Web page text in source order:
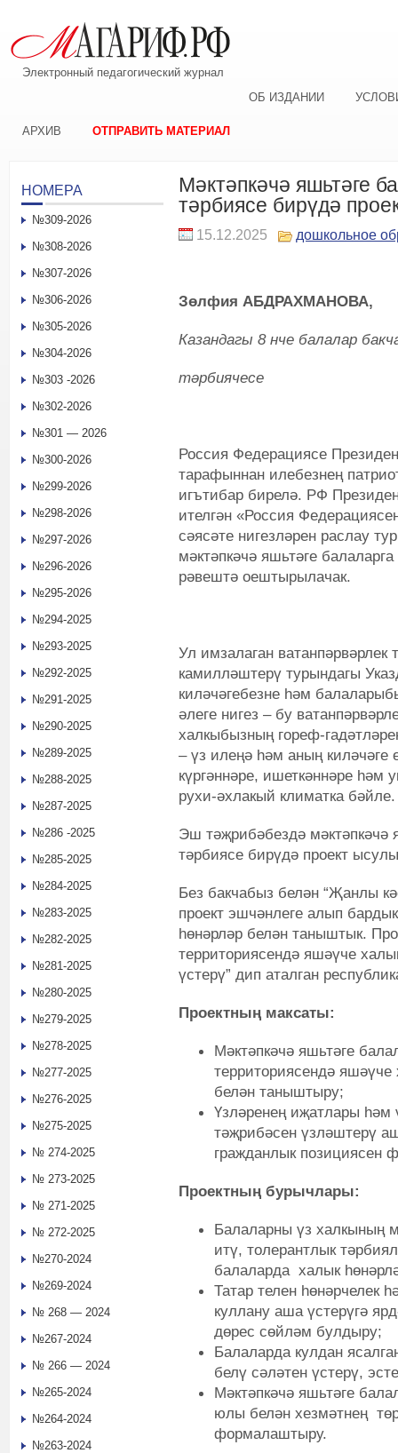
Электронный педагогический журнал
ОБ ИЗДАНИИ
АРХИВ ОТПРАВИТЬ МАТЕРИАЛ
Мәктәпкәчә яшьтәге
тәрбиясе бирүдә
15.12.2025 дошкольное
Зөлфия АБДРАХМАНОВА,
Казандагы 8 нче балалар
тәрбиячесе
Россия Федерациясе
тарафыннан илебезнең
игътибар бирелә. РФ
ителгән «Россия
сәясәте нигезләрен раслау
мәктәпкәчә яшьтәге
рәвештә оештырылачак.
Ул имзалаган ватанпәрвәрлек
камилләштерү турындагы
киләчәгебезне һәм
әлеге нигез – бу
халкыбызның гореф-
– үз илеңә һәм аның
күргәннәре, ишеткәннәре һәм
рухи-әхлакый климатка бәйле.
Эш тәҗрибәбездә мәктәпкәчә
тәрбиясе бирүдә проект
Без бакчабыз белән “Җанлы
проект эшчәнлеге алып
һөнәрләр белән таныштык.
территориясендә яшәүче
үстерү” дип аталган
Проектның максаты:
Мәктәпкәчә яшьтәге
территориясендә
белән таныштыру;
Үзләренең иҗатлары һәм
тәҗрибәсен үзләштерү
гражданлык позициясен
Проектның бурычлары:
Балаларны үз халкының
итү, толерантлык
балаларда халык
Татар телен һөнәрчелек
куллану аша үстерүгә
дөрес сөйләм булдыру;
Балаларда кулдан
белү сәләтен үстерү,
Мәктәпкәчә яшьтәге
юлы белән хезмәтнең
формалаштыру.
НОМЕРА
№309-2026
№308-2026
№307-2026
№306-2026
№305-2026
№304-2026
№303 -2026
№302-2026
№301 — 2026
№300-2026
№299-2026
№298-2026
№297-2026
№296-2026
№295-2026
№294-2025
№293-2025
№292-2025
№291-2025
№290-2025
№289-2025
№288-2025
№287-2025
№286 -2025
№285-2025
№284-2025
№283-2025
№282-2025
№281-2025
№280-2025
№279-2025
№278-2025
№277-2025
№276-2025
№275-2025
№ 274-2025
№ 273-2025
№ 271-2025
№ 272-2025
№270-2024
№269-2024
№ 268 — 2024
№267-2024
№ 266 — 2024
№265-2024
№264-2024
№263-2024